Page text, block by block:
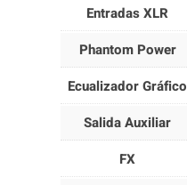
Entradas XLR
Phantom Power
Ecualizador Gráfico
Salida Auxiliar
FX